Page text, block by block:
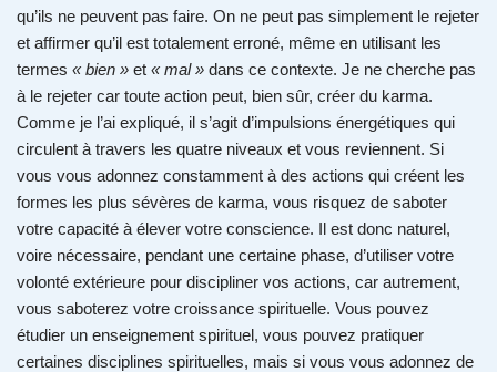
qu’ils ne peuvent pas faire. On ne peut pas simplement le rejeter
et affirmer qu’il est totalement erroné, même en utilisant les
termes « bien » et « mal » dans ce contexte. Je ne cherche pas
à le rejeter car toute action peut, bien sûr, créer du karma.
Comme je l’ai expliqué, il s’agit d’impulsions énergétiques qui
circulent à travers les quatre niveaux et vous reviennent. Si
vous vous adonnez constamment à des actions qui créent les
formes les plus sévères de karma, vous risquez de saboter
votre capacité à élever votre conscience. Il est donc naturel,
voire nécessaire, pendant une certaine phase, d’utiliser votre
volonté extérieure pour discipliner vos actions, car autrement,
vous saboterez votre croissance spirituelle. Vous pouvez
étudier un enseignement spirituel, vous pouvez pratiquer
certaines disciplines spirituelles, mais si vous vous adonnez de